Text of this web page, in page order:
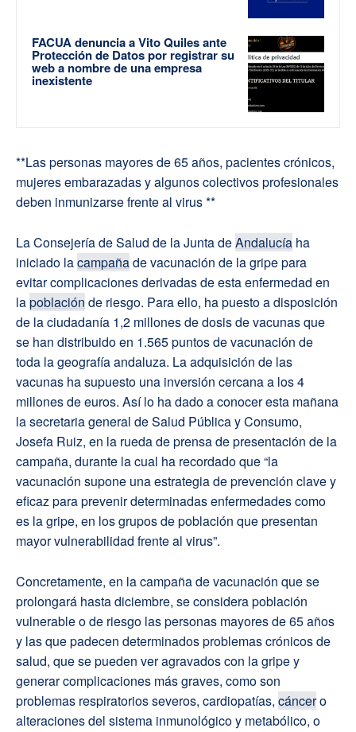
FACUA denuncia a Vito Quiles ante
Protección de Datos por registrar su
web a nombre de una empresa
inexistente
**Las personas mayores de 65 años, pacientes crónicos,
mujeres embarazadas y algunos colectivos profesionales
deben inmunizarse frente al virus **
La Consejería de Salud de la Junta deAndalucía ha
iniciado lacampañade vacunación de la gripe para
evitar complicaciones derivadas de esta enfermedad en
lapoblación de riesgo. Para ello, ha puesto a disposición
de la ciudadanía 1,2 millones de dosis de vacunas que
se han distribuido en 1.565 puntos de vacunación de
toda la geografía andaluza. La adquisición de las
vacunas ha supuesto una inversión cercana a los 4
millones de euros. Así lo ha dado a conocer esta mañana
la secretaria general de Salud Pública y Consumo,
Josefa Ruiz, en la rueda de prensa de presentación de la
campaña, durante la cual ha recordado que “la
vacunación supone una estrategia de prevención clave y
eficaz para prevenir determinadas enfermedades como
es la gripe, en los grupos de población que presentan
mayor vulnerabilidad frente al virus”.
Concretamente, en la campaña de vacunación que se
prolongará hasta diciembre, se considera población
vulnerable o de riesgo las personas mayores de 65 años
y las que padecen determinados problemas crónicos de
salud, que se pueden ver agravados con la gripe y
generar complicaciones más graves, como son
problemas respiratorios severos, cardiopatías, cáncero
alteraciones del sistema inmunológico y metabólico, o